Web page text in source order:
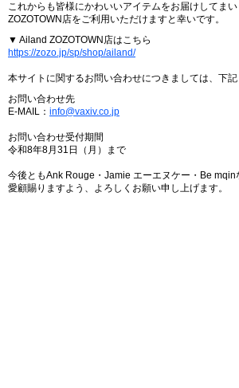
これからも皆様にかわいいアイテムをお届けしてま
ZOZOTOWN店をご利用いただけますと幸いです。
▼ Ailand ZOZOTOWN店はこちら
https://zozo.jp/sp/shop/ailand/
本サイトに関するお問い合わせにつきましては、下記
お問い合わせ先
E-MAIL： info@vaxiv.co.jp
お問い合わせ受付期間
令和8年8月31日（月）まで
今後ともAnk Rouge・Jamie エーエヌケー・Be
愛顧賜りますよう、よろしくお願い申し上げます。